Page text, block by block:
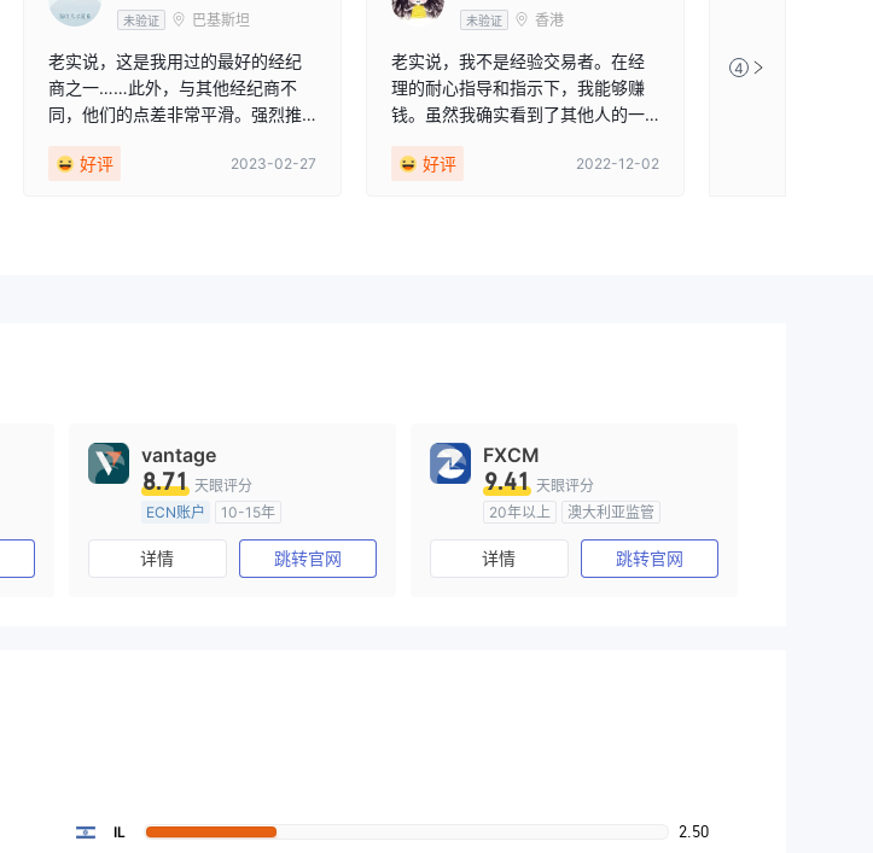
未验证 巴基斯坦
老实说，这是我用过的最好的经纪
商之一……此外，与其他经纪商不
同，他们的点差非常平滑。强烈推
好评
2023-02-27
未验证 香港
老实说，我不是经验交易者。在经
理的耐心指导和指示下，我能够赚
钱。虽然我确实看到了其他人的一
验，我对这个经纪人非常满意。
好评 2022-12-02
4
vantage
8.71 天眼评分
ECN账户
10-15年
澳大利亚监管
全牌照 (MM)
主标MT4
详情 跳转官网
FXCM
9.41 天眼评分
20年以上
澳大利亚监管
全牌照 (MM)
主标MT4
详情 跳转官网
IL 2.50